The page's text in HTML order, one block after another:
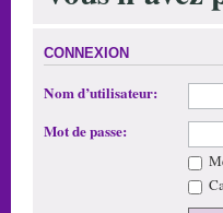
CONNEXION
Nom d’utilisateur:
Mot de passe: